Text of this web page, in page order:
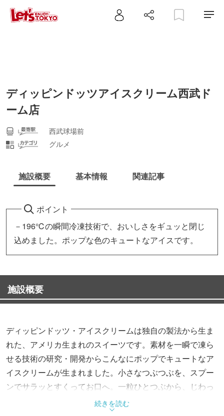
ディッピンドッツアイスクリーム西武ド
ーム店
西武球場前
グルメ
施設概要 基本情報 関連記事
ポイント
－196℃の瞬間冷凍技術で、おいしさをギュッと閉じ
込めました。ポップな色のキュートなアイスです。
施設概要
ディッピンドッツ・アイスクリームは独自の製法から生ま
れた、アメリカ生まれのスイーツです。素材を一瞬で凍ら
せる技術の研究・開発からこんなにポップでキュートなア
イスクリームが生まれました。小さなつぶつぶを、スプー
ンでサラッとすくってお口へ。一粒ひとつぶから、じわっ
ととろける美味しさが広がります。これまでのアイスとは
続きを読む